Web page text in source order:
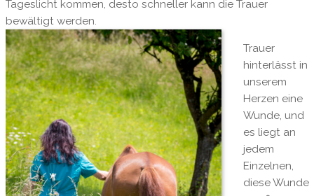
Tageslicht kommen, desto schneller kann die Trauer
bewältigt werden.
Trauer
hinterlässt in
unserem
Herzen eine
Wunde, und
es liegt an
jedem
Einzelnen,
diese Wunde